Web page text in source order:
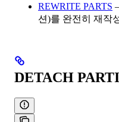
REWRITE PARTS
션)를 완전히 재작
DETACH